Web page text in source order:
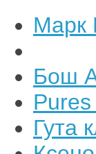
Марк
Бош
Гута